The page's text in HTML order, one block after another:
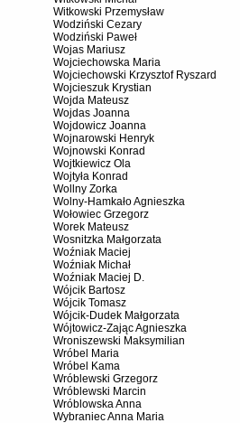
Witkowski Przemysław
Wodziński Cezary
Wodziński Paweł
Wojas Mariusz
Wojciechowska Maria
Wojciechowski Krzysztof Ryszard
Wojcieszuk Krystian
Wojda Mateusz
Wojdas Joanna
Wojdowicz Joanna
Wojnarowski Henryk
Wojnowski Konrad
Wojtkiewicz Ola
Wojtyła Konrad
Wollny Zorka
Wolny-Hamkało Agnieszka
Wołowiec Grzegorz
Worek Mateusz
Wosnitzka Małgorzata
Woźniak Maciej
Woźniak Michał
Woźniak Maciej D.
Wójcik Bartosz
Wójcik Tomasz
Wójcik-Dudek Małgorzata
Wójtowicz-Zając Agnieszka
Wroniszewski Maksymilian
Wróbel Maria
Wróbel Kama
Wróblewski Grzegorz
Wróblewski Marcin
Wróblowska Anna
Wybraniec Anna Maria